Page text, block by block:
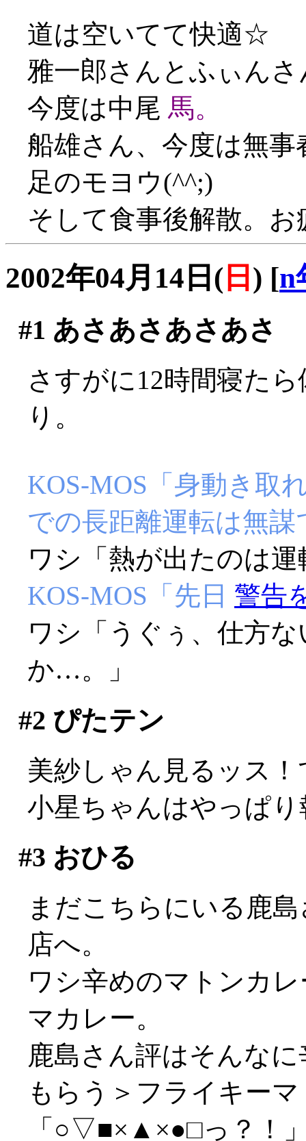
道は空いてて快適☆
雅一郎さんとふぃん
今度は中尾 馬。
船雄さん、今度は無
足のモヨウ(^^;)
そして食事後解散。
2002年04月14日( 日 ) [n
#1 あさあさあさあさ
さすがに12時間寝た
り。
KOS-MOS「身動き取
での長距離運転は無謀
ワシ「熱が出たのは
KOS-MOS「先日 警告
ワシ「うぐぅ、仕方
か…。」
#2 ぴたテン
美紗しゃん見るッス！
小星ちゃんはやっぱ
#3 おひる
まだこちらにいる鹿
店へ。
ワシ辛めのマトンカ
マカレー。
鹿島さん評はそんな
もらう＞フライキーマ
「○▽■×▲×●□っ？！